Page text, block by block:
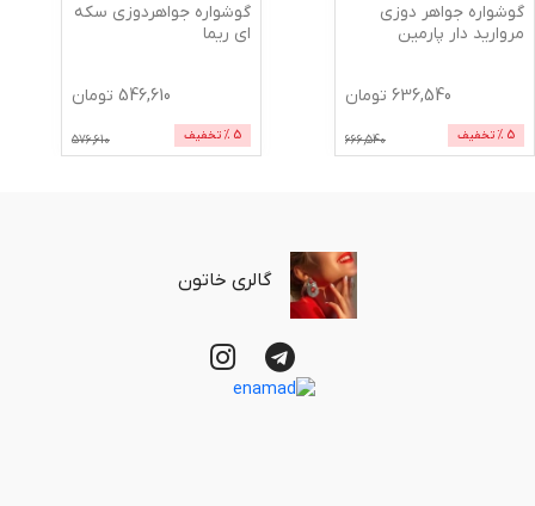
گوشواره جواهر دوزی
مروارید دار پارمین
636,540 تومان
5 % تخفیف 666,540
گوشواره جواهردوزی سکه
ای ریما
546,610 تومان
5 % تخفیف 576,610
گالری خاتون